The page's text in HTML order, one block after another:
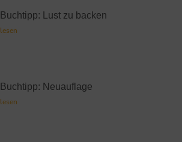
Buchtipp: Lust zu backen
lesen
Buchtipp: Neuauflage
lesen